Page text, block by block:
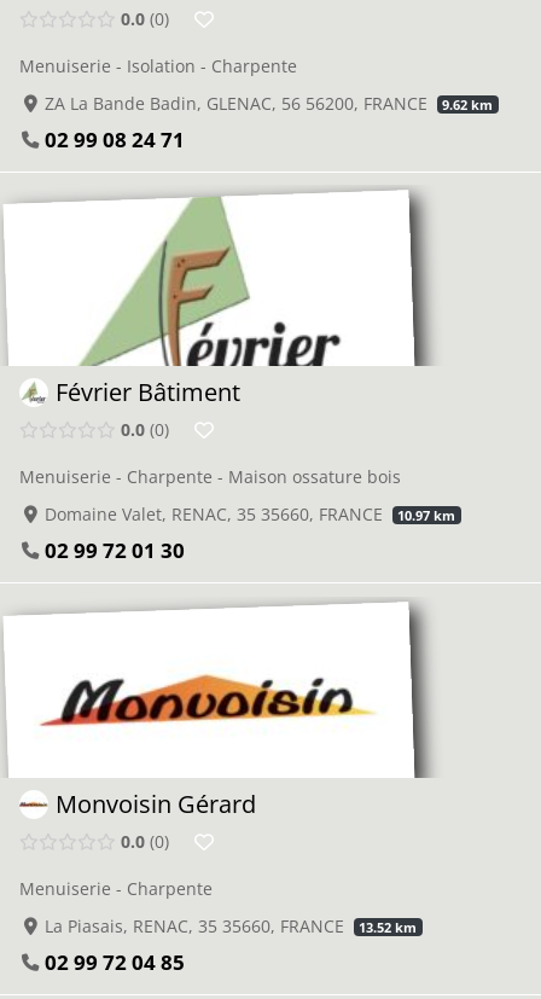
0.0 0
Menuiserie - Isolation - Charpente
ZA La Bande Badin, GLENAC, 56 56200, FRANCE
9.62 km
02 99 08 24 71
Février Bâtiment
0.0 0
Menuiserie - Charpente - Maison ossature bois
Domaine Valet, RENAC, 35 35660, FRANCE
10.97 km
02 99 72 01 30
Monvoisin Gérard
0.0 0
Menuiserie - Charpente
La Piasais, RENAC, 35 35660, FRANCE
13.52 km
02 99 72 04 85